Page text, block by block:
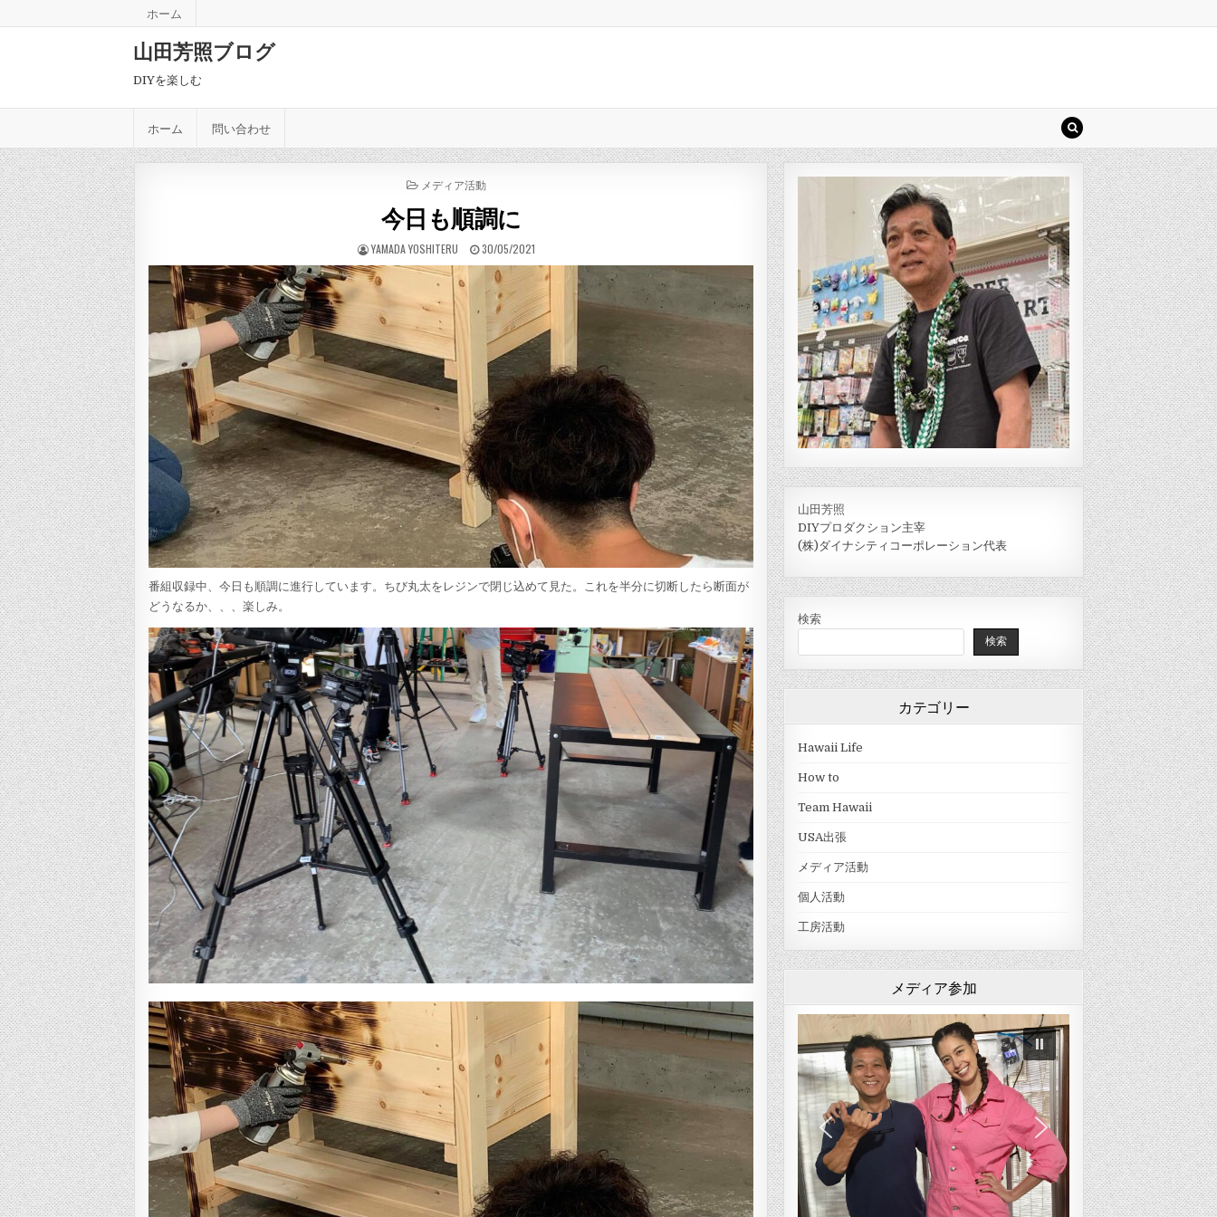
ホーム
山田芳照ブログ
DIYを楽しむ
ホーム 問い合わせ
POSTED IN
メディア活動
今日も順調に
AUTHOR:
YAMADA YOSHITERU PUBLISHED DATE:
30/05/2021
番組収録中、今日も順調に進行しています。ちび丸太をレジンで閉じ込めて見た。これを半分に切断したら断面が
どうなるか、、、楽しみ。
山田芳照
DIYプロダクション主宰
(株)ダイナシティコーポレーション代表
検索
検索
カテゴリー
Hawaii Life
How to
Team Hawaii
USA出張
メディア活動
個人活動
工房活動
メディア参加